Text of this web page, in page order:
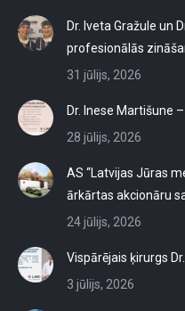
Dr. Iveta Gražule un
profesionālās
31 jūlijs, 2026
Dr. Inese Martišune
28 jūlijs, 2026
AS “Latvijas Jūras
ārkārtas akcionāru
24 jūlijs, 2026
Vispārējais ķirurgs
3 jūlijs, 2026